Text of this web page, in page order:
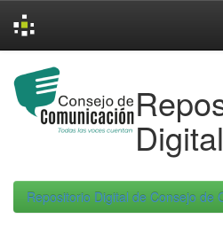
navigation
Digital
Repositorio Digital de Consejo de